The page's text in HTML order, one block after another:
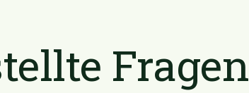
Fragen